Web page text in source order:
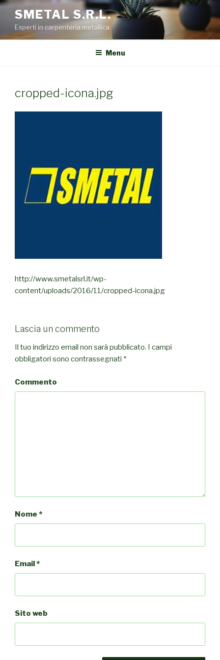
Salta
contenuto
SMETAL S.R.L.
Esperti in carpenteria metallica
Menu
cropped-icona.jpg
http://www.smetalsrl.it/wp-
content/uploads/2016/11/cropped-icona.jpg
Lascia un commento
Il tuo indirizzo email non sarà pubblicato. I campi
obbligatori sono contrassegnati *
Commento
Nome *
Email*
Sito web